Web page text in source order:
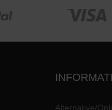
Alternative/